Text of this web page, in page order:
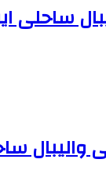
ساحلی
والیبال